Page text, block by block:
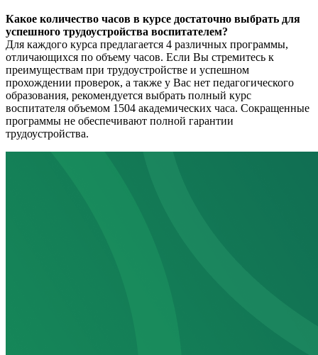
Какое количество часов в курсе достаточно выбрать для
успешного трудоустройства воспитателем?
Для каждого курса предлагается 4 различных программы,
отличающихся по объему часов. Если Вы стремитесь к
преимуществам при трудоустройстве и успешном
прохождении проверок, а также у Вас нет педагогического
образования, рекомендуется выбрать полный курс
воспитателя объемом 1504 академических часа. Сокращенные
программы не обеспечивают полной гарантии
трудоустройства.